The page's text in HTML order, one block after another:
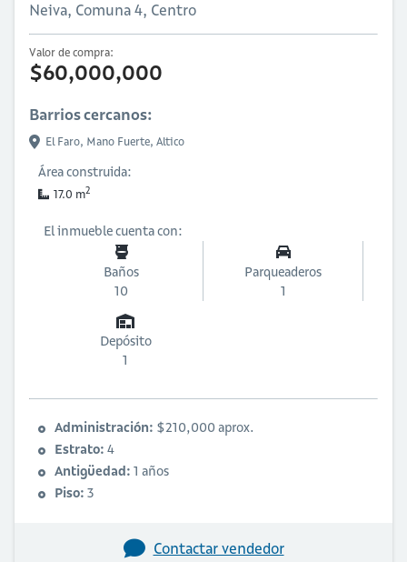
Neiva, Comuna 4, Centro
Valor de compra:
$60,000,000
Barrios cercanos:
El Faro, Mano Fuerte, Altico
Área construida:
17.0 m2
El inmueble cuenta con:
Baños
10
Parqueaderos
1
Depósito
1
Administración: $210,000 aprox.
Estrato: 4
Antigüedad: 1 años
Piso: 3
Contactar vendedor